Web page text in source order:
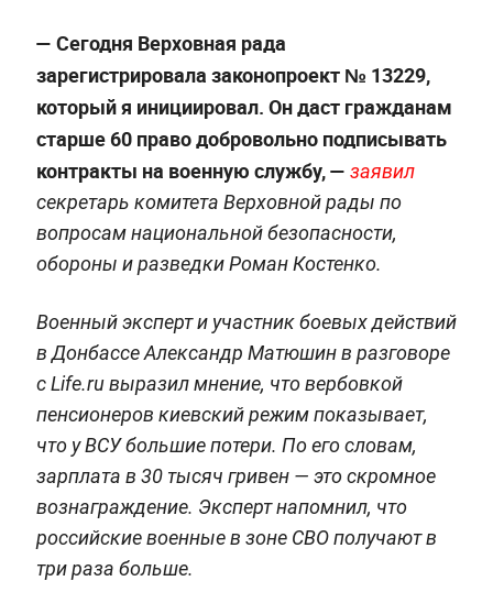
— Сегодня Верховная рада
зарегистрировала законопроект № 13229,
который я инициировал. Он даст гражданам
старше 60 право добровольно подписывать
контракты на военную службу, — заявил
секретарь комитета Верховной рады по
вопросам национальной безопасности,
обороны и разведки Роман Костенко.
Военный эксперт и участник боевых действий
в Донбассе Александр Матюшин в разговоре
с Life.ru выразил мнение, что вербовкой
пенсионеров киевский режим показывает,
что у ВСУ большие потери. По его словам,
зарплата в 30 тысяч гривен — это скромное
вознаграждение. Эксперт напомнил, что
российские военные в зоне СВО получают в
три раза больше.